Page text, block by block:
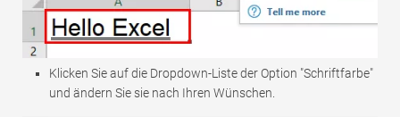
Klicken Sie auf die Dropdown-Liste der Option "Schriftfarbe"
und ändern Sie sie nach Ihren Wünschen.